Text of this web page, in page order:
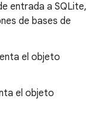
entrada a SQLite,
de bases de
el objeto
el objeto